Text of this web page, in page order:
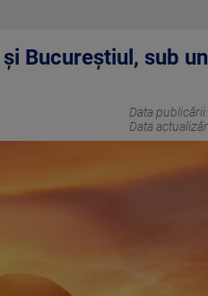
Bucureștiul, sub
Data publicării:
Data